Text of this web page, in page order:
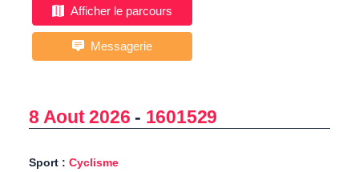
Afficher le parcours
Messagerie
8 Aout 2026 - 1601529
Sport : Cyclisme